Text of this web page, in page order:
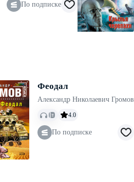
По подписке
Феодал
Александр Николаевич Громов
4.0
По подписке